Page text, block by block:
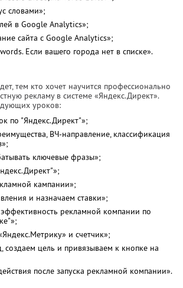
словами»;
в Google Analytics»;
сайта с Google Analytics»;
Если вашего города нет в списке».
тем кто хочет научится профессионально
рекламу в системе «Яндекс.Директ».
уроков:
по "Яндекс.Директ"»;
ВЧ-направление, классификация
ключевые фразы»;
кампании»;
и назначаем ставки»;
рекламной компании по
и счетчик»;
создаем цель и привязываем к кнопке на
после запуска рекламной компании».